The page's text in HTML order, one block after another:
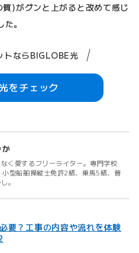
)がグンと上がると改めて感じ
。
トならBIGLOBE光
をチェック
か
く愛するフリーライター。専門学校
型船舶操縦士免許2級、乗馬5級、普
。
要？工事の内容や流れを体験